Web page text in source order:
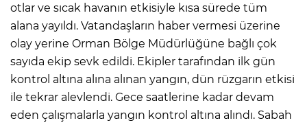
otlar ve sıcak havanın etkisiyle kısa sürede tüm
alana yayıldı. Vatandaşların haber vermesi üzerine
olay yerine Orman Bölge Müdürlüğüne bağlı çok
sayıda ekip sevk edildi. Ekipler tarafından ilk gün
kontrol altına alına alınan yangın, dün rüzgarın etkisi
ile tekrar alevlendi. Gece saatlerine kadar devam
eden çalışmalarla yangın kontrol altına alındı. Sabah